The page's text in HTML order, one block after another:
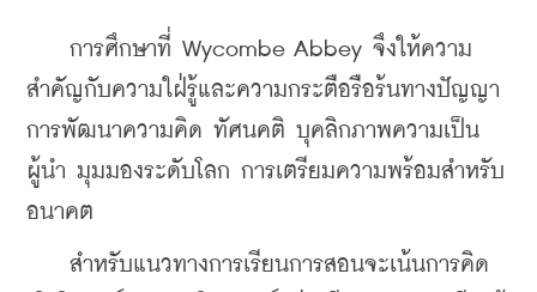
การศึกษาที่ Wycombe Abbey จึงให้ความ
สำคัญกับความใฝ่รู้และความกระตือรือร้นทางปัญญา
การพัฒนาความคิด ทัศนคติ บุคลิกภาพความเป็น
ผู้นำ มุมมองระดับโลก การเตรียมความพร้อมสำหรับ
อนาคต
สำหรับแนวทางการเรียนการสอนจะเน้นการคิด